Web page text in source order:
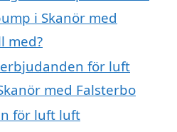
i Skanör med
med?
för luft
med Falsterbo
för luft luft